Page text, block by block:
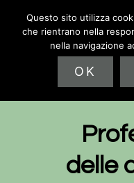
navigazione
contenuto
delle
Questo sito utilizza
che rientrano nella
nella navigazione
OK